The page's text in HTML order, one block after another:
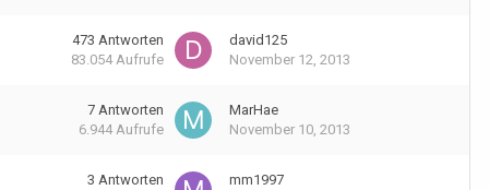
473 Antworten
83.054 Aufrufe
david125
November 12, 2013
7 Antworten
6.944 Aufrufe
MarHae
November 10, 2013
3 Antworten mm1997